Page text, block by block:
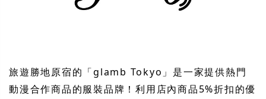
旅遊勝地原宿的「glamb Tokyo」是一家提供熱門
動漫合作商品的服裝品牌！利用店內商品5%折扣的優